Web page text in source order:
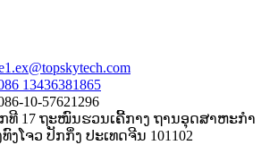
13436381865
10-57621296
ກທີ 17 ຖະໜົນຮວນເຄີ້ກາງ ຖານອຸດສາຫະກຳ
ງໂຈວ ປັກກິ່ງ ປະເທດຈີນ 101102